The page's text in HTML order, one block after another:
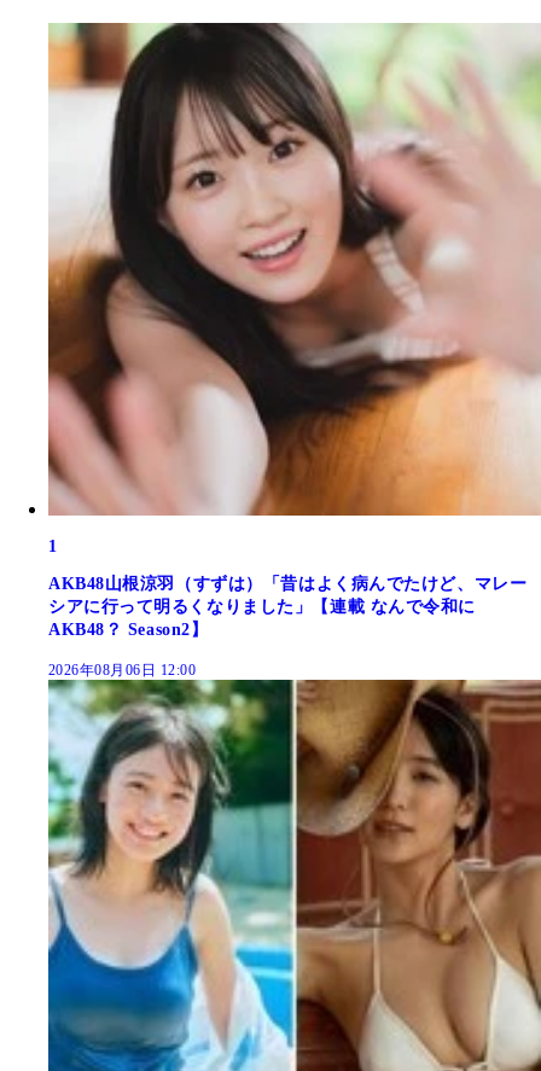
1
AKB48山根涼羽（すずは）「昔はよく病んでたけど、マレー
シアに行って明るくなりました」【連載 なんで令和に
AKB48？ Season2】
2026年08月06日 12:00